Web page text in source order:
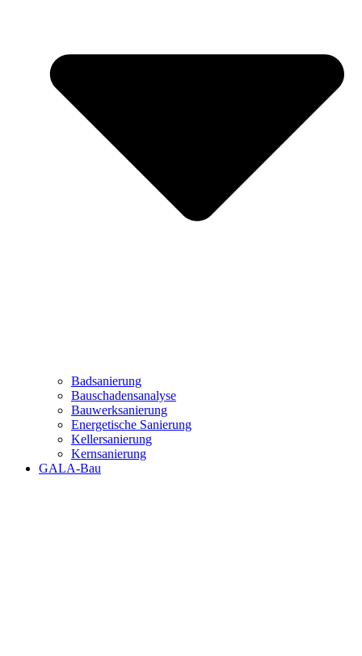
Badsanierung
Bauschadensanalyse
Bauwerksanierung
Energetische Sanierung
Kellersanierung
Kernsanierung
GALA-Bau